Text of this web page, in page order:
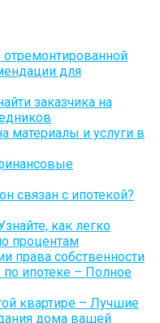
для
заказчика на
материалы и услуги в
связан с ипотекой?
как легко
процентам
права собственности
по ипотеке – Полное
квартире – Лучшие
дома вашей